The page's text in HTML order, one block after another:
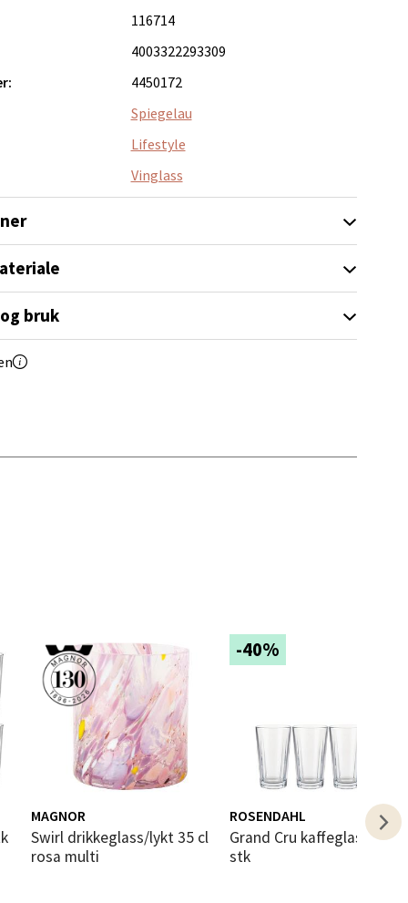
116714
4003322293309
4450172
Spiegelau
Lifestyle
Vinglass
bruk
MAGNOR
Swirl drikkeglass/lykt 35 cl
rosa multi
-40%
ROSENDAHL
Grand Cru kaffeglass 37 cl 4
stk